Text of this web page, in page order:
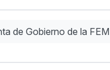
de Gobierno de la